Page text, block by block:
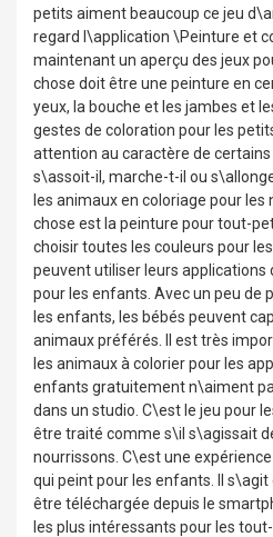
petits aiment beaucoup ce jeu
regard l\application \Peinture et
maintenant un aperçu des jeux
chose doit être une peinture en
yeux, la bouche et les jambes et
gestes de coloration pour les
attention au caractère de
s\assoit-il, marche-t-il ou
les animaux en coloriage pour les
chose est la peinture pour tout-
choisir toutes les couleurs pour
peuvent utiliser leurs
pour les enfants. Avec un peu de
les enfants, les bébés peuvent
animaux préférés. Il est très
les animaux à colorier pour les
enfants gratuitement n\aiment
dans un studio. C\est le jeu pour
être traité comme s\il s\agissait
nourrissons. C\est une
qui peint pour les enfants. Il
être téléchargée depuis le
les plus intéressants pour les